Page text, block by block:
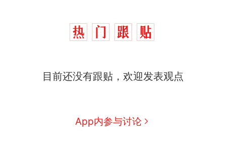
目前还没有跟贴，欢迎发表观点
App内参与讨论
热
十多万人报名的考试，成绩
交5060元才肯搬上楼！女子傻
视频丨只要一枚命中就能让航
母瘫痪 轰-6J实力有多强？